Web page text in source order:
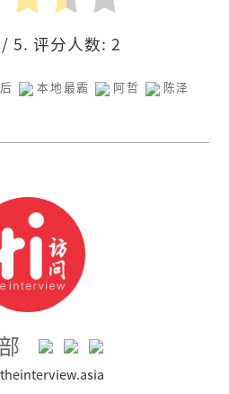
/ 5. 评分人数:2
本地最霸 阿哲
陈泽